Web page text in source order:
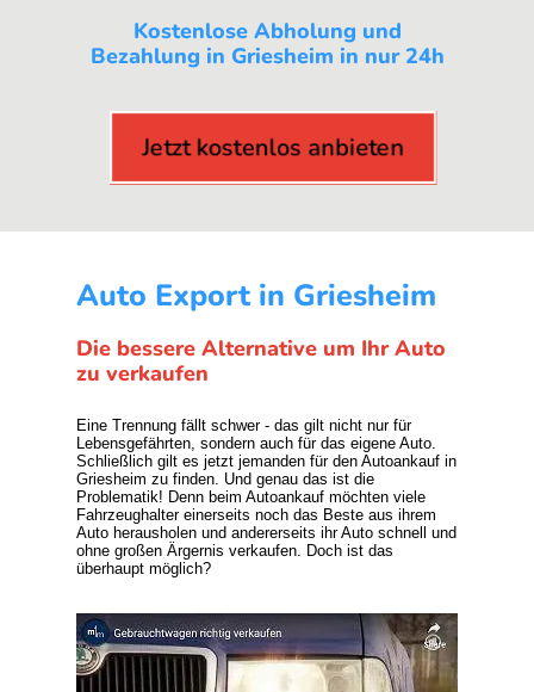
Kostenlose Abholung und
Bezahlung in Griesheim in nur 24h
Jetzt kostenlos anbieten
Auto Export in Griesheim
Die bessere Alternative um Ihr Auto
zu verkaufen
Eine Trennung fällt schwer - das gilt nicht nur für
Lebensgefährten, sondern auch für das eigene Auto.
Schließlich gilt es jetzt jemanden für den Autoankauf in
Griesheim zu finden. Und genau das ist die
Problematik! Denn beim Autoankauf möchten viele
Fahrzeughalter einerseits noch das Beste aus ihrem
Auto herausholen und andererseits ihr Auto schnell und
ohne großen Ärgernis verkaufen. Doch ist das
überhaupt möglich?